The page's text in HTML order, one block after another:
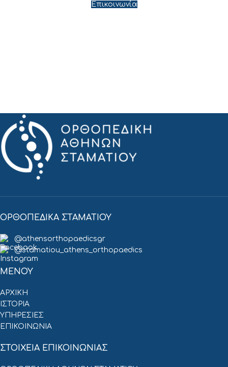
Επικοινωνία
ΟΡΘΟΠΕΔΙΚΑ ΣΤΑΜΑΤΙΟΥ
@athensorthopaedicsgr
@stamatiou_athens_orthopaedics
ΜΕΝΟΥ
ΑΡΧΙΚΗ
ΙΣΤΟΡΙΑ
ΥΠΗΡΕΣΙΕΣ
ΕΠΙΚΟΙΝΩΝΙΑ
ΣΤΟΙΧΕΙΑ ΕΠΙΚΟΙΝΩΝΙΑΣ